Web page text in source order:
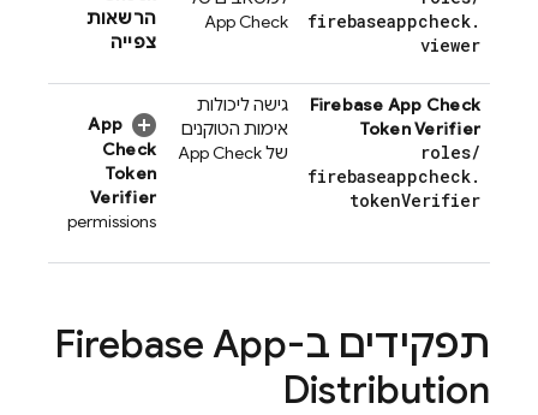
firebaseappcheck.
viewer
App Check
הרשאות
צפייה
Firebase App Check
Token Verifier
roles/
firebaseappcheck.
tokenVerifier
גישה ליכולות
אימות הטוקנים
שלApp Check
App
Check
Token
Verifier
permissions
תפקידים ב-Firebase App
Distribution